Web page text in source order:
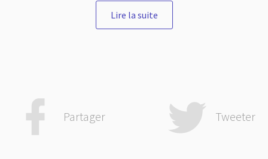
nouveaux chrétiens ont besoin de communautés fortes, en
foi. La foi, ce n’est pas juste une expérience individuelle.
Lire la suite
Partager Tweeter